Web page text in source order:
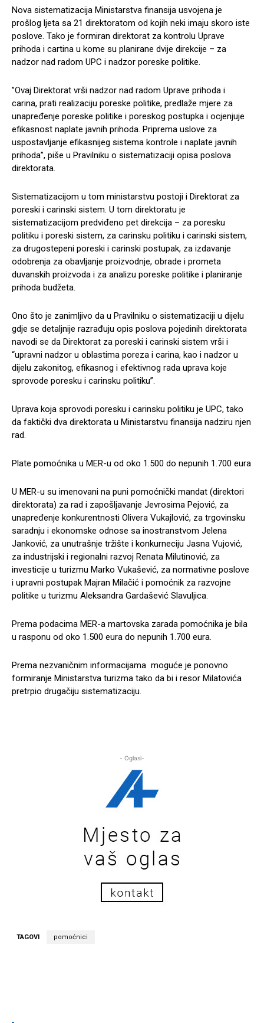
Nova sistematizacija Ministarstva finansija usvojena je
prošlog ljeta sa 21 direktoratom od kojih neki imaju skoro iste
poslove. Tako je formiran direktorat za kontrolu Uprave
prihoda i cartina u kome su planirane dvije direkcije – za
nadzor nad radom UPC i nadzor poreske politike.
”Ovaj Direktorat vrši nadzor nad radom Uprave prihoda i
carina, prati realizaciju poreske politike, predlaže mjere za
unapređenje poreske politike i poreskog postupka i ocjenjuje
efikasnost naplate javnih prihoda. Priprema uslove za
uspostavljanje efikasnijeg sistema kontrole i naplate javnih
prihoda”, piše u Pravilniku o sistematizaciji opisa poslova
direktorata.
Sistematizacijom u tom ministarstvu postoji i Direktorat za
poreski i carinski sistem. U tom direktoratu je
sistematizacijom predviđeno pet direkcija – za poresku
politiku i poreski sistem, za carinsku politiku i carinski sistem,
za drugostepeni poreski i carinski postupak, za izdavanje
odobrenja za obavljanje proizvodnje, obrade i prometa
duvanskih proizvoda i za analizu poreske politike i planiranje
prihoda budžeta.
Ono što je zanimljivo da u Pravilniku o sistematizaciji u dijelu
gdje se detaljnije razrađuju opis poslova pojedinih direktorata
navodi se da Direktorat za poreski i carinski sistem vrši i
“upravni nadzor u oblastima poreza i carina, kao i nadzor u
dijelu zakonitog, efikasnog i efektivnog rada uprava koje
sprovode poresku i carinsku politiku”.
Uprava koja sprovodi poresku i carinsku politiku je UPC, tako
da faktički dva direktorata u Ministarstvu finansija nadziru njen
rad.
Plate pomoćnika u MER-u od oko 1.500 do nepunih 1.700 eura
U MER-u su imenovani na puni pomoćnički mandat (direktori
direktorata) za rad i zapošljavanje Jevrosima Pejović, za
unapređenje konkurentnosti Olivera Vukajlović, za trgovinsku
saradnju i ekonomske odnose sa inostranstvom Jelena
Janković, za unutrašnje tržište i konkurneciju Jasna Vujović,
za industrijski i regionalni razvoj Renata Milutinović, za
investicije u turizmu Marko Vukašević, za normativne poslove
i upravni postupak Majran Milačić i pomoćnik za razvojne
politike u turizmu Aleksandra Gardašević Slavuljica.
Prema podacima MER-a martovska zarada pomoćnika je bila
u rasponu od oko 1.500 eura do nepunih 1.700 eura.
Prema nezvaničnim informacijama moguće je ponovno
formiranje Ministarstva turizma tako da bi i resor Milatovića
pretrpio drugačiju sistematizaciju.
- Oglasi-
TAGOVI pomoćnici